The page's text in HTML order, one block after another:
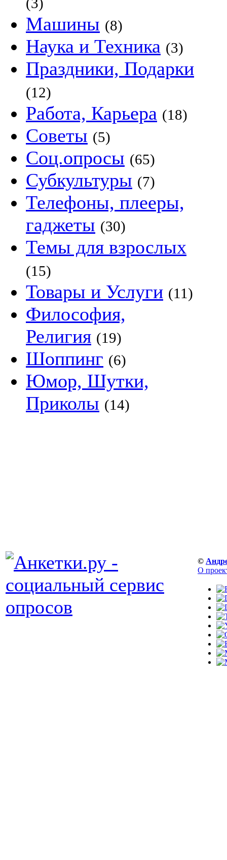
Машины (8)
Наука и Техника (3)
Праздники, Подарки
(12)
Работа, Карьера (18)
Советы (5)
Соц.опросы (65)
Субкультуры (7)
Телефоны, плееры,
гаджеты (30)
Темы для взрослых
(15)
Товары и Услуги (11)
Философия,
Религия (19)
Шоппинг (6)
Юмор, Шутки,
Приколы (14)
©
О